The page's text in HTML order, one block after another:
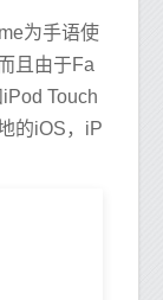
为手语使
且由于Fa
Touch
的iOS，iP